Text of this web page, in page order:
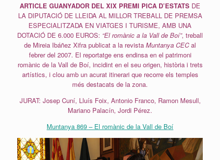
ARTICLE GUANYADOR DEL XIX PREMI PICA D’ESTATS DE
LA DIPUTACIÓ DE LLEIDA AL MILLOR TREBALL DE PREMSA
ESPECIALITZADA EN VIATGES I TURISME, AMB UNA
DOTACIÓ DE 6.000 EUROS: “El romànic a la Vall de Boí”, treball
de Mireia Ibáñez Xifra publicat a la revista Muntanya CECal
febrer del 2007. El reportatge ens endinsa en el patrimoni
romànic de la Vall de Boí, incidint en el seu origen, història i trets
artístics, i clou amb un acurat itinerari que recorre els temples
més destacats de la zona.
JURAT: Josep Cuní, Lluís Foix, Antonio Franco, Ramon Mesull,
Mariano Palacín, Jordi Pérez.
Muntanya 869 – El romànic de la Vall de Boí